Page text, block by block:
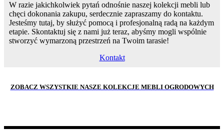
W razie jakichkolwiek pytań odnośnie naszej kolekcji mebli lub
chęci dokonania zakupu, serdecznie zapraszamy do kontaktu.
Jesteśmy tutaj, by służyć pomocą i profesjonalną radą na każdym
etapie. Skontaktuj się z nami już teraz, abyśmy mogli wspólnie
stworzyć wymarzoną przestrzeń na Twoim tarasie!
Kontakt
ZOBACZ WSZYSTKIE NASZE KOLEKCJE MEBLI OGRODOWYCH